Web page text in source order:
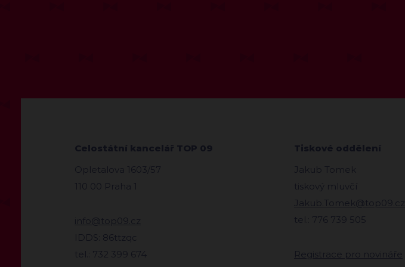
Celostátní kancelář TOP 09
Opletalova 1603/57
110 00 Praha 1
info@top09.cz
IDDS: 86ttzqc
tel.: 732 399 674
Tiskové oddělení
Jakub Tomek
tiskový mluvčí
Jakub.Tomek@top09.cz
tel.: 776 739 505
Registrace pro novináře